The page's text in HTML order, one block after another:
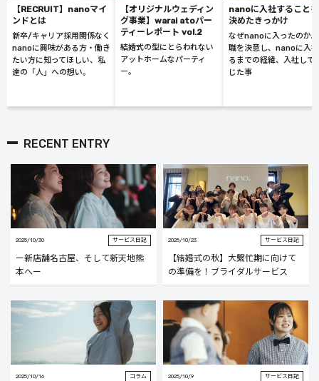
【RECRUIT】nanoマイ
ンドとは
新卒/キャリア採用関係なく
nanoに興味がある方・働き
たい方に知ってほしい、私
達の「人」への想い。
【オリジナルウェディン
グ事業】warai atoパー
ティーレポート vol.2
結婚式の型にとらわれない
アットホームなパーティ
ー。
nanoに入社することを
決めたきっかけ
なぜnanoに入ったのか
職を決意し、nanoに入
るまでの経緯、入社して
じた事
RECENT ENTRY
2025/10/30 サービス日記
ー新店舗名古屋、そして新天地熊
本へー
2025/10/23 サービス日記
【結婚式の秋】大繫忙期に向けて
の準備を！ブライダルサービス
2025/10/16 コラム 2025/10/9 サービス日記